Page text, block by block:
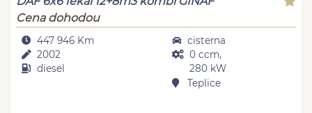
Cena dohodou
447 946 Km
2002
diesel
cisterna
0 ccm,
280 kW
Teplice